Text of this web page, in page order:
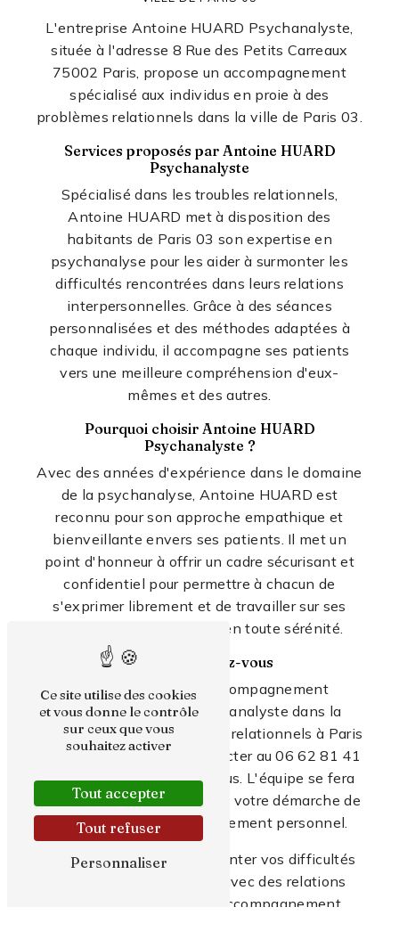
L'entreprise Antoine HUARD Psychanalyste,
située à l'adresse 8 Rue des Petits Carreaux
75002 Paris, propose un accompagnement
spécialisé aux individus en proie à des
problèmes relationnels dans la ville de Paris 03.
Services proposés par Antoine HUARD
Psychanalyste
Spécialisé dans les troubles relationnels,
Antoine HUARD met à disposition des
habitants de Paris 03 son expertise en
psychanalyse pour les aider à surmonter les
difficultés rencontrées dans leurs relations
interpersonnelles. Grâce à des séances
personnalisées et des méthodes adaptées à
chaque individu, il accompagne ses patients
vers une meilleure compréhension d'eux-
mêmes et des autres.
Pourquoi choisir Antoine HUARD
Psychanalyste ?
Avec des années d'expérience dans le domaine
de la psychanalyse, Antoine HUARD est
reconnu pour son approche empathique et
bienveillante envers ses patients. Il met un
point d'honneur à offrir un cadre sécurisant et
confidentiel pour permettre à chacun de
s'exprimer librement et de travailler sur ses
difficultés relationnelles en toute sérénité.
Prendre rendez-vous
Pour bénéficier de l'accompagnement
d'Antoine HUARD Psychanalyste dans la
résolution de vos problèmes relationnels à Paris
03, n'hésitez pas à le contacter au 06 62 81 41
49 pour prendre rendez-vous. L'équipe se fera
un plaisir de vous aider dans votre démarche de
mieux-être et d'épanouissement personnel.
N'attendez plus pour surmonter vos difficultés
relationnelles et renouer avec des relations
harmonieuses grâce à l'accompagnement
Ce site utilise des cookies
et vous donne le contrôle
sur ceux que vous
souhaitez activer
Tout accepter
Tout refuser
Personnaliser